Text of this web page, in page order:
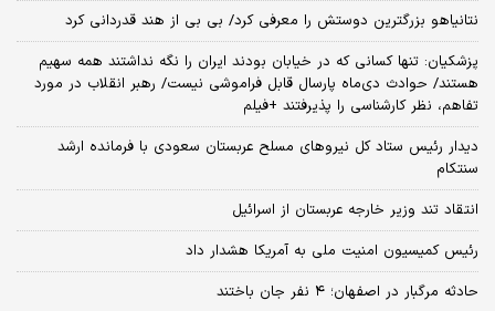
نتانیاهو بزرگترین دوستش را معرفی کرد/ بی بی از هند قدردانی کرد
پزشکیان: تنها کسانی که در خیابان بودند ایران را نگه نداشتند همه سهیم
هستند/ حوادث دی‌ماه پارسال قابل فراموشی نیست/ رهبر انقلاب در مورد
تفاهم، نظر کارشناسی را پذیرفتند +فیلم
دیدار رئیس ستاد کل نیروهای مسلح عربستان سعودی با فرمانده ارشد
سنتکام
انتقاد تند وزیر خارجه عربستان از اسرائیل
رئیس کمیسیون امنیت ملی به آمریکا هشدار داد
حادثه مرگبار در اصفهان؛ ۴ نفر جان باختند